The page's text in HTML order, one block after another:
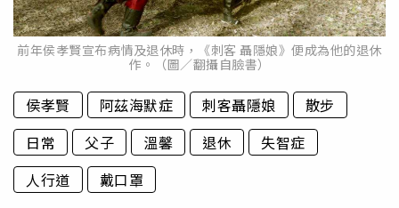
前年侯孝賢宣布病情及退休時，《刺客 聶隱娘》便成為他的退休
作。（圖／翻攝自臉書）
侯孝賢 阿茲海默症 刺客聶隱娘
散步
日常
父子 溫馨 退休
失智症
人行道
戴口罩